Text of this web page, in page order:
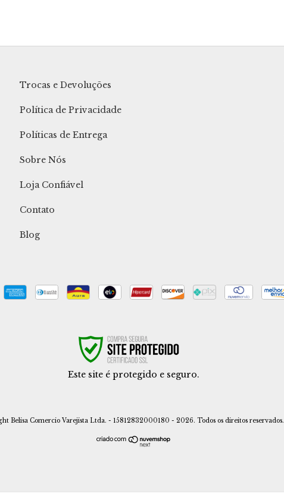
Trocas e Devoluções
Política de Privacidade
Políticas de Entrega
Sobre Nós
Loja Confiável
Contato
Blog
Este site é protegido e seguro.
Belisa Comercio Varejista Ltda. - 15812832000180 - 2026. Todos os direitos reservados.